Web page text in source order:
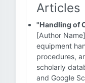
Articles
"Handling of
[Author
equipment
procedures,
scholarly
and Google